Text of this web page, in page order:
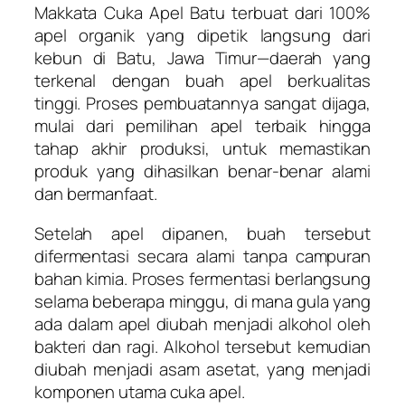
Makkata Cuka Apel Batu terbuat dari 100%
apel organik yang dipetik langsung dari
kebun di Batu, Jawa Timur—daerah yang
terkenal dengan buah apel berkualitas
tinggi. Proses pembuatannya sangat dijaga,
mulai dari pemilihan apel terbaik hingga
tahap akhir produksi, untuk memastikan
produk yang dihasilkan benar-benar alami
dan bermanfaat.
Setelah apel dipanen, buah tersebut
difermentasi secara alami tanpa campuran
bahan kimia. Proses fermentasi berlangsung
selama beberapa minggu, di mana gula yang
ada dalam apel diubah menjadi alkohol oleh
bakteri dan ragi. Alkohol tersebut kemudian
diubah menjadi asam asetat, yang menjadi
komponen utama cuka apel.